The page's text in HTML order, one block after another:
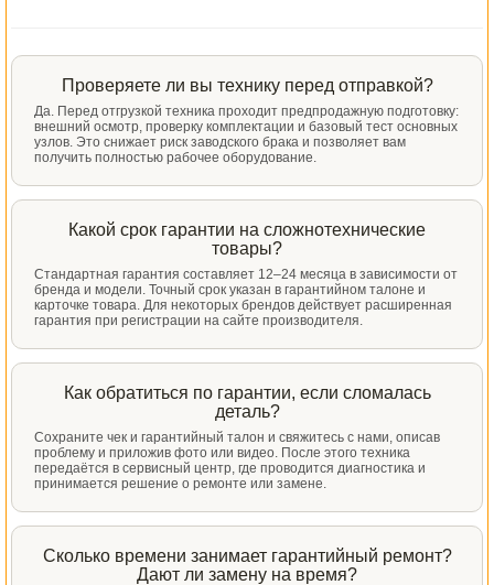
Проверяете ли вы технику перед отправкой?
Да. Перед отгрузкой техника проходит предпродажную подготовку:
внешний осмотр, проверку комплектации и базовый тест основных
узлов. Это снижает риск заводского брака и позволяет вам
получить полностью рабочее оборудование.
Какой срок гарантии на сложнотехнические
товары?
Стандартная гарантия составляет 12–24 месяца в зависимости от
бренда и модели. Точный срок указан в гарантийном талоне и
карточке товара. Для некоторых брендов действует расширенная
гарантия при регистрации на сайте производителя.
Как обратиться по гарантии, если сломалась
деталь?
Сохраните чек и гарантийный талон и свяжитесь с нами, описав
проблему и приложив фото или видео. После этого техника
передаётся в сервисный центр, где проводится диагностика и
принимается решение о ремонте или замене.
Сколько времени занимает гарантийный ремонт?
Дают ли замену на время?